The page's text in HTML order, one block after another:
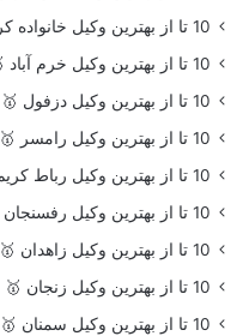
10 تا از بهترین وکیل خانواده کرج 🥇【آپدیت جدید】⚖️
10 تا از بهترین وکیل خرم آباد 🥇【آپدیت جدید】
10 تا از بهترین وکیل دزفول 🥇【آپدیت جدید】
10 تا از بهترین وکیل رامسر 🥇【آپدیت جدید】
10 تا از بهترین وکیل رباط کریم 🥇【آپدیت جدید】
10 تا از بهترین وکیل رفسنجان 🥇【آپدیت جدید】
10 تا از بهترین وکیل زاهدان 🥇【آپدیت جدید】
10 تا از بهترین وکیل زنجان 🥇【آپدیت جدید】
10 تا از بهترین وکیل سمنان 🥇【آپدیت جدید】